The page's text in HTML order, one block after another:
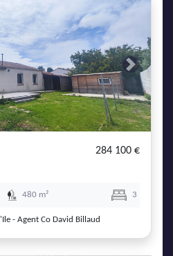
Next
284 100 €
480 m² 3
- Agent Co David Billaud